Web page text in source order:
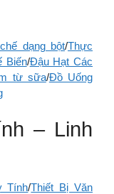
dạng bột/Thực
Biến/Đậu Hạt Các
từ sữa/Đồ Uống
– Linh
Tính/Thiết Bị Văn